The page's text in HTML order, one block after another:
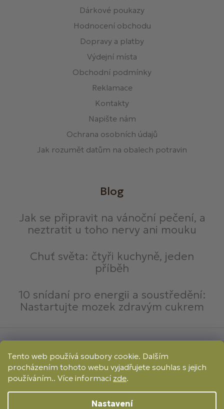
Tento web používá soubory cookie. Dalším
procházením tohoto webu vyjadřujete souhlas s jejich
používáním.. Více informací zde.
Nastavení
Dárkové poukazy
Hodnocení obchodu
Dopravy a platby
Výdejní místa
Obchodní podmínky
Reklamace
Kontakty
Napište nám
Ochrana osobních údajů
Jak rozumět datům na obalech potravin
Blog
Jak se připravit na vánoční pečení, a
neztratit u toho nervy ani mouku
Chuť světa: čtyři kuchyně, jeden
příběh
10 snídaní pro energii a soustředění:
Nastartujte mozek zdravým cukrem
Online Převod Dobírka
Způsoby dopravy: